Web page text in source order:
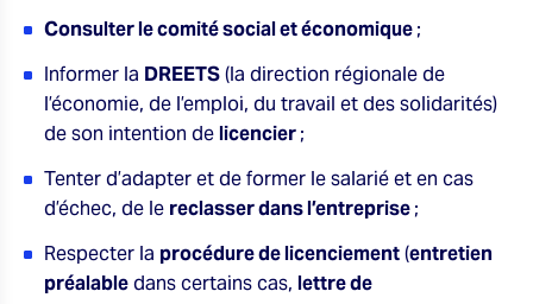
Consulter le comité social et économique;
Informer la DREETS(la direction régionale de
l’économie, de l’emploi, du travail et des solidarités)
de son intention delicencier;
Tenter d’adapter et de former le salarié et en cas
d’échec, de le reclasser dans l’entreprise;
Respecter la procédure de licenciement(entretien
préalabledans certains cas, lettre de